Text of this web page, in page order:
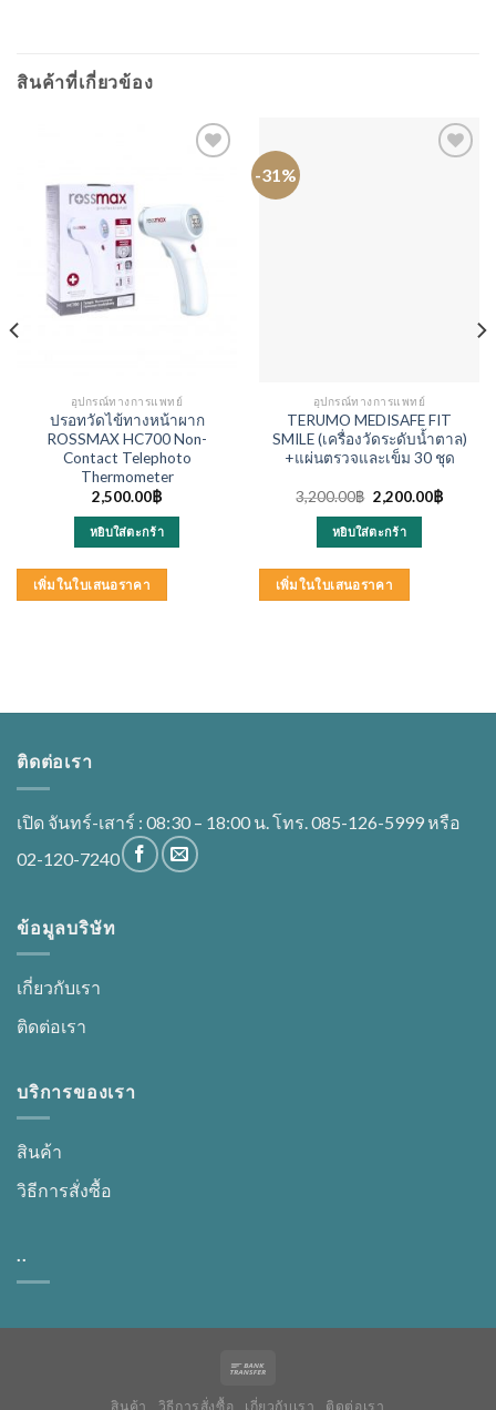
สินค้าที่เกี่ยวข้อง
อุปกรณ์ทางการแพทย์
ปรอทวัดไข้ทางหน้าผาก
ROSSMAX HC700 Non-
Contact Telephoto
Thermometer
2,500.00฿
หยิบใส่ตะกร้า
เพิ่มในใบเสนอราคา
-31%
อุปกรณ์ทางการแพทย์
TERUMO MEDISAFE FIT
SMILE (เครื่องวัดระดับน้ำตาล)
+แผ่นตรวจและเข็ม 30 ชุด
3,200.00฿ Original
price
was:
3,200.00฿.
2,200.00฿Current
หยิบใส่ตะกร้า
เพิ่มในใบเสนอราคา
ติดต่อเรา
เปิด จันทร์-เสาร์ : 08:30 – 18:00 น. โทร. 085-126-5999 หรือ
02-120-7240
ข้อมูลบริษัท
เกี่ยวกับเรา
ติดต่อเรา
บริการของเรา
สินค้า
วิธีการสั่งซื้อ
..
สินค้า วิธีการสั่งซื้อ เกี่ยวกับเรา ติดต่อเรา